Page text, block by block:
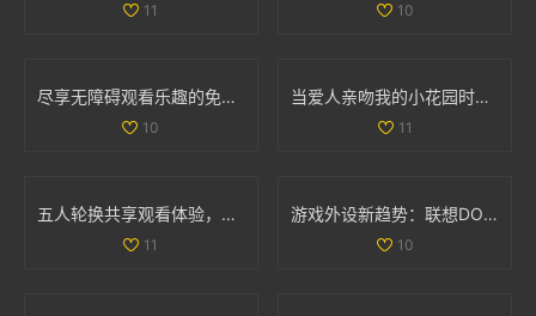
11 10
尽享无障碍观看乐趣的免费真人在线直播平台推荐
10
当爱人亲吻我的小花园时，他对我的爱意有多深厚呢
11
五人轮换共享观看体验，畅享精彩电视剧无需花费
11
游戏外设新趋势：联想DOU小助手深度解析与功能体验
10